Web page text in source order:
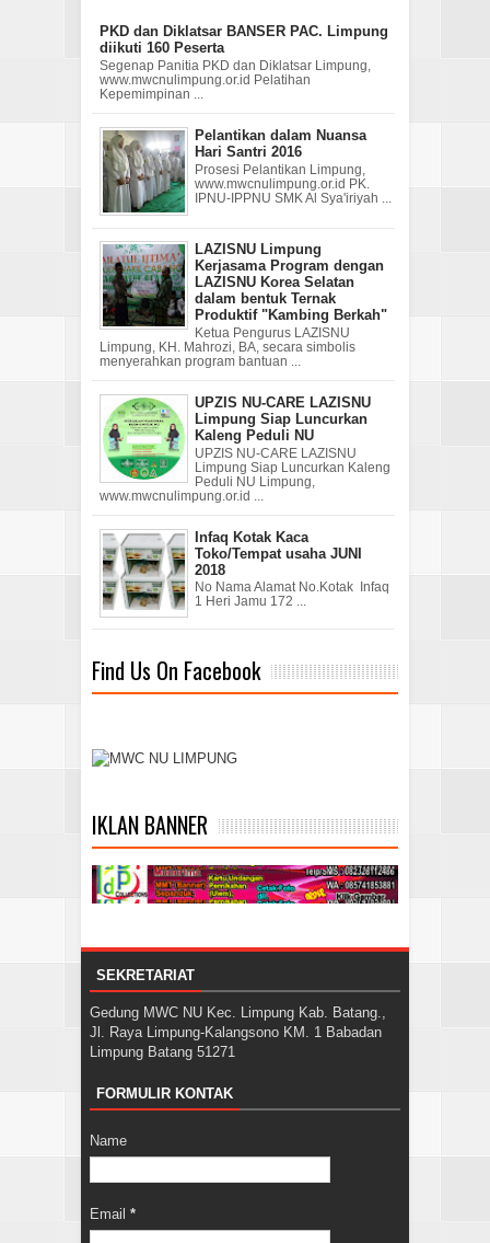
PKD dan Diklatsar BANSER PAC. Limpung
diikuti 160 Peserta
Segenap Panitia PKD dan Diklatsar Limpung,
www.mwcnulimpung.or.id Pelatihan
Kepemimpinan ...
Pelantikan dalam Nuansa
Hari Santri 2016
Prosesi Pelantikan Limpung,
www.mwcnulimpung.or.id PK.
IPNU-IPPNU SMK Al Sya'iriyah ...
LAZISNU Limpung
Kerjasama Program dengan
LAZISNU Korea Selatan
dalam bentuk Ternak
Produktif "Kambing Berkah"
Ketua Pengurus LAZISNU
Limpung, KH. Mahrozi, BA, secara simbolis
menyerahkan program bantuan ...
UPZIS NU-CARE LAZISNU
Limpung Siap Luncurkan
Kaleng Peduli NU
UPZIS NU-CARE LAZISNU
Limpung Siap Luncurkan Kaleng
Peduli NU Limpung,
www.mwcnulimpung.or.id ...
Infaq Kotak Kaca
Toko/Tempat usaha JUNI
2018
No Nama Alamat No.Kotak Infaq
1 Heri Jamu 172 ...
Find Us On Facebook
IKLAN BANNER
SEKRETARIAT
Gedung MWC NU Kec. Limpung Kab. Batang.,
Jl. Raya Limpung-Kalangsono KM. 1 Babadan
Limpung Batang 51271
FORMULIR KONTAK
Name
Email *